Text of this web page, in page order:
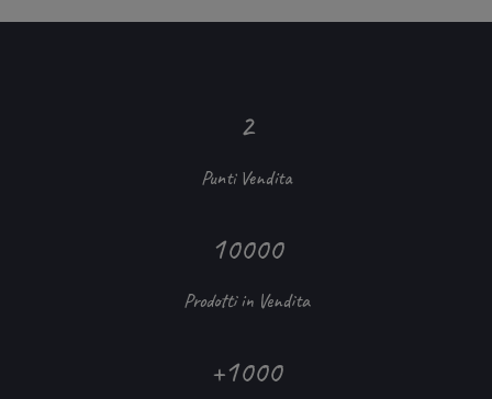
2
Punti Vendita
10000
Prodotti in Vendita
+1000